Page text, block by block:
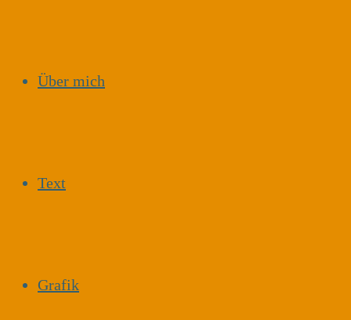
Über mich
Text
Grafik